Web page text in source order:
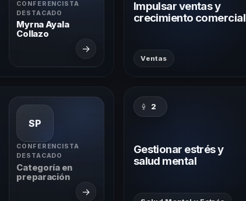
CONFERENCISTA
DESTACADO
Myrna Ayala
Collazo
→
Impulsar ventas y
crecimiento comercial
Ventas
SP
CONFERENCISTA
DESTACADO
Categoría en
preparación
→
2
Gestionar estrés y
salud mental